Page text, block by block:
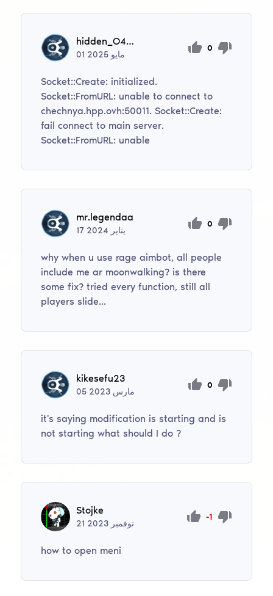
hidden_O46ienqDtczwMDS
01 مايو
0
Socket::Create: initialized.
Socket::FromURL: unable to connect to
chechnya.hpp.ovh:50011. Socket::Create:
fail connect to main server.
Socket::FromURL: unable
mr.legendaa
17 يناير
0
why when u use rage aimbot, all people
include me ar moonwalking? is there
some fix? tried every function, still all
players slide...
kikesefu23
05 مارس
0
it's saying modification is starting and is
not starting what should I do ?
Stojke
21 نوفمبر
-1
how to open meni